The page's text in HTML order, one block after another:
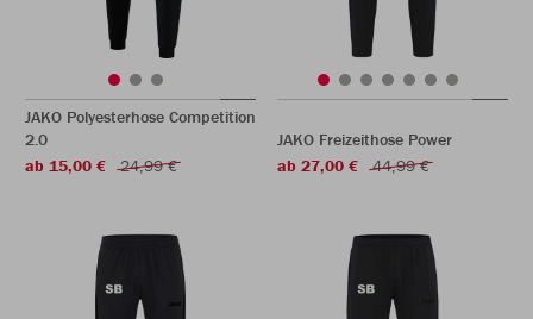
JAKO Polyesterhose Competition
2.0
ab 15,00 €
24,99 €
JAKO Freizeithose Power
ab 27,00 €
44,99 €